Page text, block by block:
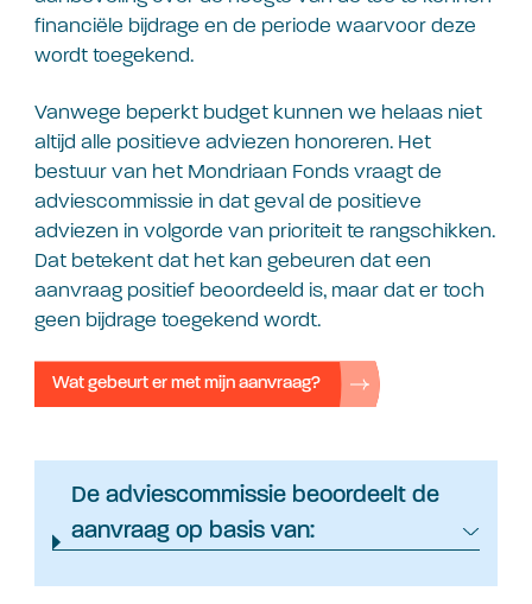
financiële bijdrage en de periode waarvoor deze
wordt toegekend.
Vanwege beperkt budget kunnen we helaas niet
altijd alle positieve adviezen honoreren. Het
bestuur van het Mondriaan Fonds vraagt de
adviescommissie in dat geval de positieve
adviezen in volgorde van prioriteit te rangschikken.
Dat betekent dat het kan gebeuren dat een
aanvraag positief beoordeeld is, maar dat er toch
geen bijdrage toegekend wordt.
Wat gebeurt er met mijn aanvraag?
De adviescommissie beoordeelt de
aanvraag op basis van: